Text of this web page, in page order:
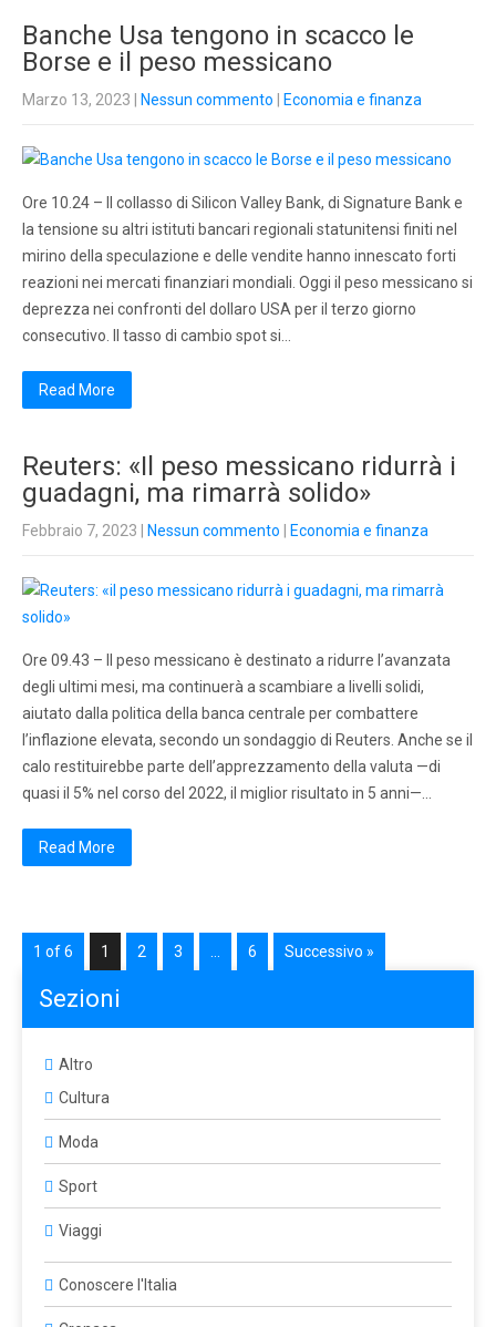
Banche Usa tengono in scacco le
Borse e il peso messicano
Marzo 13, 2023 Nessun commento Economia e finanza
Ore 10.24 – Il collasso di Silicon Valley Bank, di Signature Bank e
la tensione su altri istituti bancari regionali statunitensi finiti nel
mirino della speculazione e delle vendite hanno innescato forti
reazioni nei mercati finanziari mondiali. Oggi il peso messicano si
deprezza nei confronti del dollaro USA per il terzo giorno
consecutivo. Il tasso di cambio spot si…
Read More
Reuters: «Il peso messicano ridurrà i
guadagni, ma rimarrà solido»
Febbraio 7, 2023 Nessun commento Economia e finanza
Ore 09.43 – Il peso messicano è destinato a ridurre l’avanzata
degli ultimi mesi, ma continuerà a scambiare a livelli solidi,
aiutato dalla politica della banca centrale per combattere
l’inflazione elevata, secondo un sondaggio di Reuters. Anche se il
calo restituirebbe parte dell’apprezzamento della valuta —di
quasi il 5% nel corso del 2022, il miglior risultato in 5 anni—…
Read More
1 of 6 1 2 3 6 Successivo »
Sezioni
Altro
Cultura
Moda
Sport
Viaggi
Conoscere l'Italia